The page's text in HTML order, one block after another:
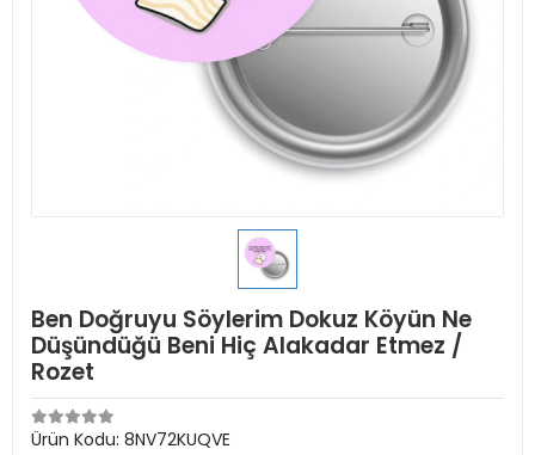
Ben Doğruyu Söylerim Dokuz Köyün Ne
Düşündüğü Beni Hiç Alakadar Etmez /
Rozet
Ürün Kodu: 8NV72KUQVE